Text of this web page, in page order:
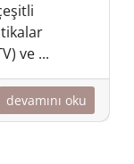
ve ...
devamını oku